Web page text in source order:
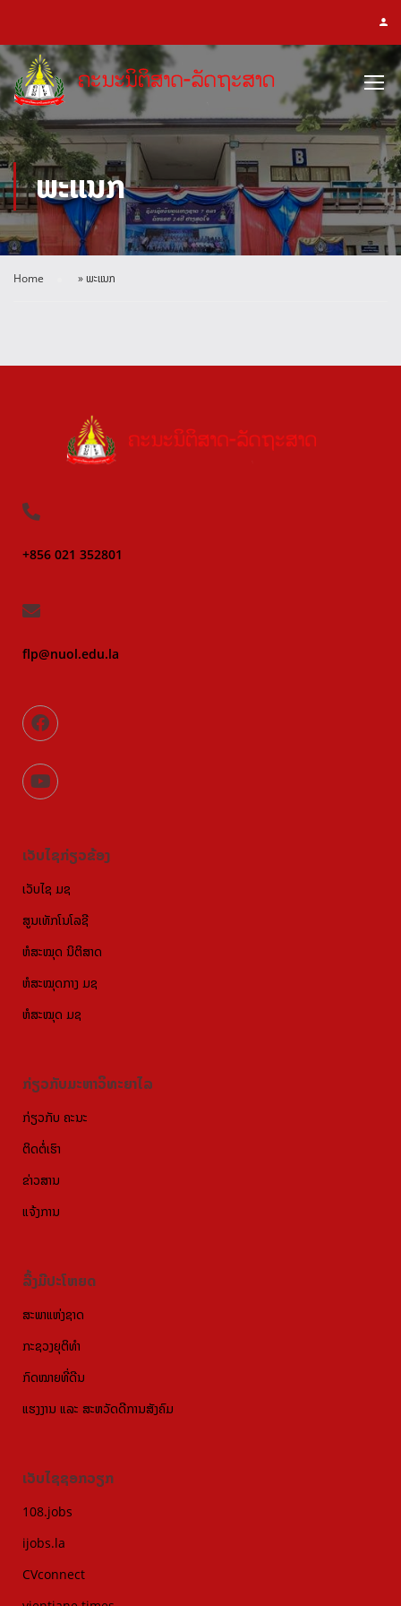
ພະແນກ
Home »ພະແນກ
+856 021 352801
flp@nuol.edu.la
ເວັບໄຊກ່ຽວຂ້ອງ
ເວັບໄຊ ມຊ
ສູນເທັກໂນໂລຊີ
ຫໍສະໝຸດ ນິຕິສາດ
ຫໍສະໝຸດກາງ ມຊ
ຫໍສະໝຸດ ມຊ
ກ່ຽວກັບມະຫາວິທະຍາໄລ
ກ່ຽວກັບ ຄະນະ
ຕິດຕໍ່ເຮົາ
ຂ່າວສານ
ແຈ້ງການ
ລີ້ງມີປະໂຫຍດ
ສະພາແຫ່ງຊາດ
ກະຊວງຍຸຕິທຳ
ກົດໝາຍທີ່ດີນ
ແຮງງານ ແລະ ສະຫວັດດີການສັງຄົມ
ເວັບໄຊຊອກວຽກ
108.jobs
ijobs.la
CVconnect